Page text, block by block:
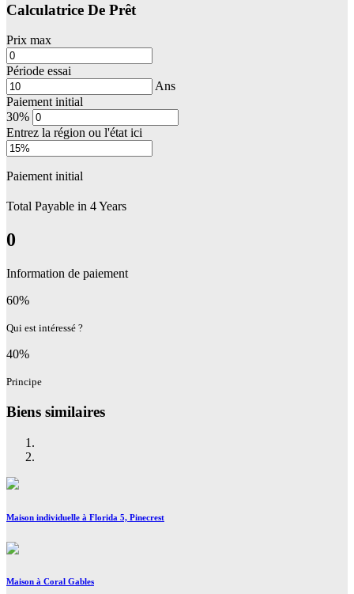
Calculatrice De Prêt
Prix max
Période essai
Ans
Paiement initial
30%
Entrez la région ou l'état ici
Paiement initial
Total Payable in 4Years
0
Information de paiement
60%
Qui est intéressé ?
40%
Principe
Biens similaires
Maison individuelle à Florida 5, Pinecrest
Maison à Coral Gables